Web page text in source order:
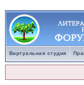
Виртуальная студия